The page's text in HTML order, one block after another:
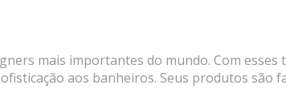
mais importantes do mundo. Com
aos banheiros. Seus produtos são